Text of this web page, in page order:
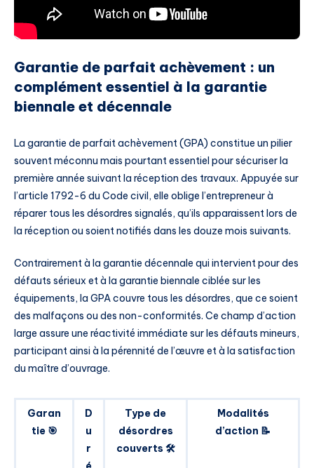
Garantie de parfait achèvement : un
complément essentiel à la garantie
biennale et décennale
La garantie de parfait achèvement (GPA) constitue un pilier
souvent méconnu mais pourtant essentiel pour sécuriser la
première année suivant la réception des travaux. Appuyée sur
l’article 1792-6 du Code civil, elle oblige l’entrepreneur à
réparer tous les désordres signalés, qu’ils apparaissent lors de
la réception ou soient notifiés dans les douze mois suivants.
Contrairement à la garantie décennale qui intervient pour des
défauts sérieux et à la garantie biennale ciblée sur les
équipements, la GPA couvre tous les désordres, que ce soient
des malfaçons ou des non-conformités. Ce champ d’action
large assure une réactivité immédiate sur les défauts mineurs,
participant ainsi à la pérennité de l’œuvre et à la satisfaction
du maître d’ouvrage.
Garan
tie 🎯
D
u
r
Type de
désordres
couverts 🛠️
Modalités
d’action 📝